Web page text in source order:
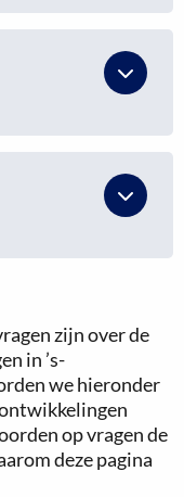
zijn over de
in ’s-
we hieronder
op vragen de
deze pagina